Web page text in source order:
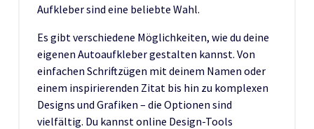
Aufkleber sind eine beliebte Wahl.
Es gibt verschiedene Möglichkeiten, wie du deine
eigenen Autoaufkleber gestalten kannst. Von
einfachen Schriftzügen mit deinem Namen oder
einem inspirierenden Zitat bis hin zu komplexen
Designs und Grafiken – die Optionen sind
vielfältig. Du kannst online Design-Tools